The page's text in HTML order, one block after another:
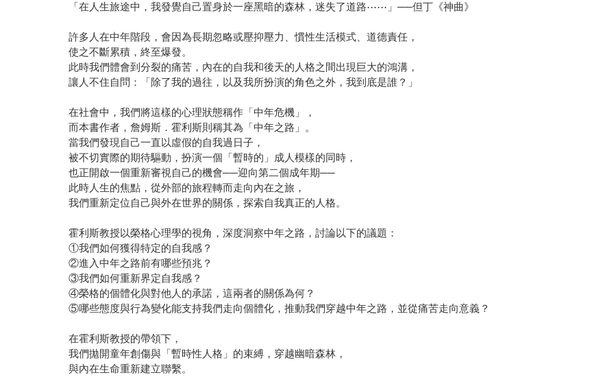
「在人生旅途中，我發覺自己置身於一座黑暗的森林，迷失了道路⋯⋯」──但丁《神曲》
許多人在中年階段，會因為長期忽略或壓抑壓力、慣性生活模式、道德責任，
使之不斷累積，終至爆發。
此時我們體會到分裂的痛苦，內在的自我和後天的人格之間出現巨大的鴻溝，
讓人不住自問：「除了我的過往，以及我所扮演的角色之外，我到底是誰？」
在社會中，我們將這樣的心理狀態稱作「中年危機」，
而本書作者，詹姆斯．霍利斯則稱其為「中年之路」。
當我們發現自己一直以虛假的自我過日子，
被不切實際的期待驅動，扮演一個「暫時的」成人模樣的同時，
也正開啟一個重新審視自己的機會──迎向第二個成年期──
此時人生的焦點，從外部的旅程轉而走向內在之旅，
我們重新定位自己與外在世界的關係，探索自我真正的人格。
霍利斯教授以榮格心理學的視角，深度洞察中年之路，討論以下的議題：
①我們如何獲得特定的自我感？
②進入中年之路前有哪些預兆？
③我們如何重新界定自我感？
④榮格的個體化與對他人的承諾，這兩者的關係為何？
⑤哪些態度與行為變化能支持我們走向個體化，推動我們穿越中年之路，並從痛苦走向意義？
在霍利斯教授的帶領下，
我們拋開童年創傷與「暫時性人格」的束縛，穿越幽暗森林，
與內在生命重新建立聯繫。